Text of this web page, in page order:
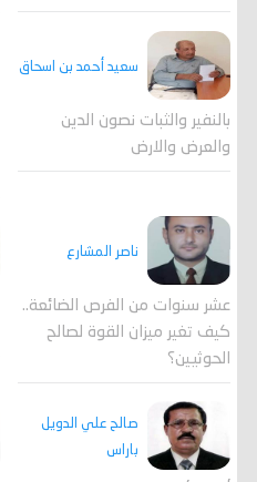
سعيد أحمد بن اسحاق
بالنفير والثبات نصون الدين
والعرض والارض
ناصر المشارع
عشر سنوات من الفرص الضائعة..
كيف تغير ميزان القوة لصالح
الحوثيين؟
صالح علي الدويل
باراس